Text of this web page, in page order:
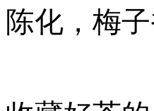
陈化，梅